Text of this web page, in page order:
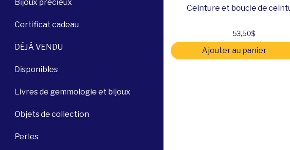
Bijoux précieux
Certificat cadeau
DÉJÀ VENDU
Disponibles
Livres de gemmologie et bijoux
Objets de collection
Perles
Ceinture et boucle de
53,50$
Ajouter au panier